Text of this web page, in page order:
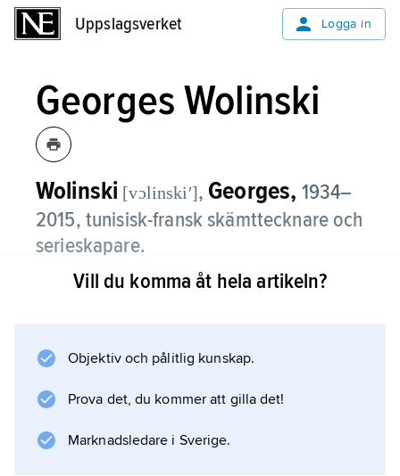
Uppslagsverket Logga in
Georges Wolinski
Wolinski [vɔlinskiʹ], Georges, 1934–
2015, tunisisk-fransk skämttecknare och
serieskapare.
I tidningar som Hara-Kiri, L’Humanité, Le
frispråkig satiriker, och i sina grafiskt enkla
samhällsförhållanden, könsroller och sex.
Åren 1970–81 var han redaktör för Charlie, en
av de första vuxenserietidningarna.
Vill du komma åt hela artikeln?
Objektiv och pålitlig kunskap.
Prova det, du kommer att gilla det!
Marknadsledare i Sverige.